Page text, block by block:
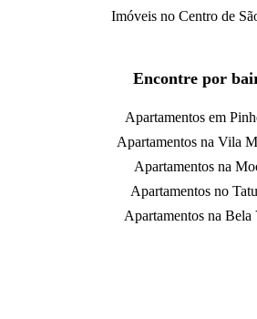
Imóveis no Centro de
Encontre por
Apartamentos em
Apartamentos na Vila
Apartamentos na
Apartamentos no
Apartamentos na Bela